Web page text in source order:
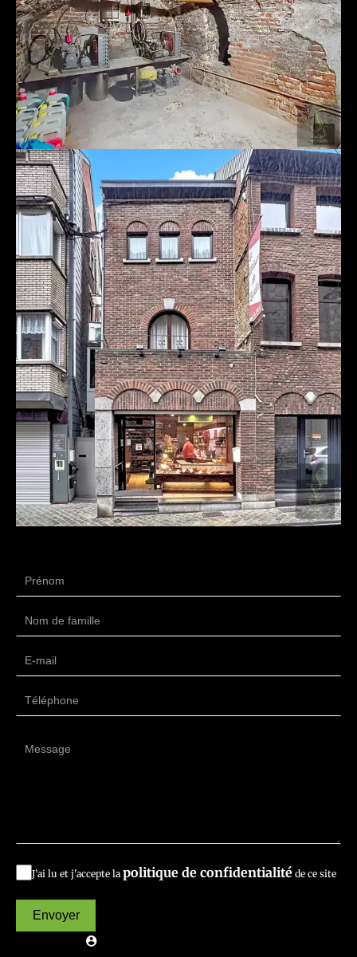
J’ai lu et j'accepte la politique de confidentialité de ce site
Envoyer